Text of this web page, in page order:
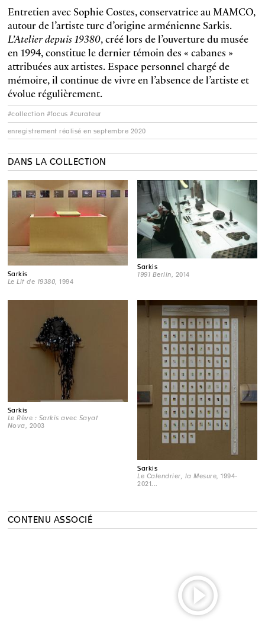
Entretien avec Sophie Costes, conservatrice au MAMCO,
autour de l’artiste turc d’origine arménienne Sarkis.
L’Atelier depuis 19380, créé lors de l’ouverture du musée
en 1994, constitue le dernier témoin des « cabanes »
attribuées aux artistes. Espace personnel chargé de
mémoire, il continue de vivre en l’absence de l’artiste et
évolue régulièrement.
#collection #focus #curateur
enregistrement réalisé en septembre 2020
DANS LA COLLECTION
Sarkis
Le Lit de 19380 , 1994
Sarkis
1991 Berlin , 2014
Sarkis
Le Rêve : Sarkis avec Sayat
Nova , 2003
Sarkis
Le Calendrier, la Mesure , 1994-
2021...
CONTENU ASSOCIÉ